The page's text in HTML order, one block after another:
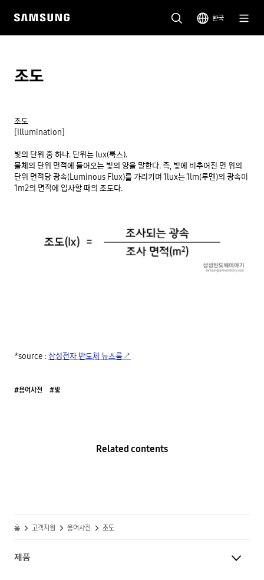
한국
조도
조도
[Illumination]
빛의 단위 중 하나. 단위는 lux(룩스).
물체의 단위 면적에 들어오는 빛의 양을 말한다. 즉, 빛에 비추어진 면 위의
단위 면적당 광속(Luminous Flux)를 가리키며 1lux는 1lm(루멘)의 광속이
1m2의 면적에 입사할 때의 조도다.
*source : 삼성전자 반도체 뉴스룸↗
#용어사전 #빛
Related contents
홈 고객지원 용어사전 조도
제품